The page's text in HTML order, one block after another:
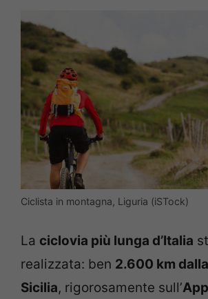
Ciclista in montagna, Liguria (iSTock)
La ciclovia più lunga d’Italia
realizzata: ben 2.600 km
Sicilia, rigorosamente sull’